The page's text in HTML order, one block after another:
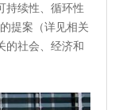
持续性、循环性
提案（详见相关
的社会、经济和